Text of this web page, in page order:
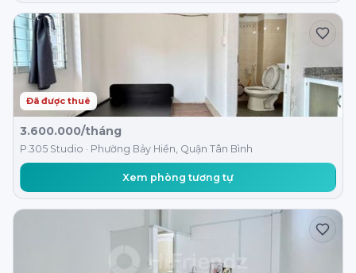
Đã được thuê
3.600.000/tháng
P.305 Studio · Phường Bảy Hiền, Quận Tân Bình
Xem phòng tương tự